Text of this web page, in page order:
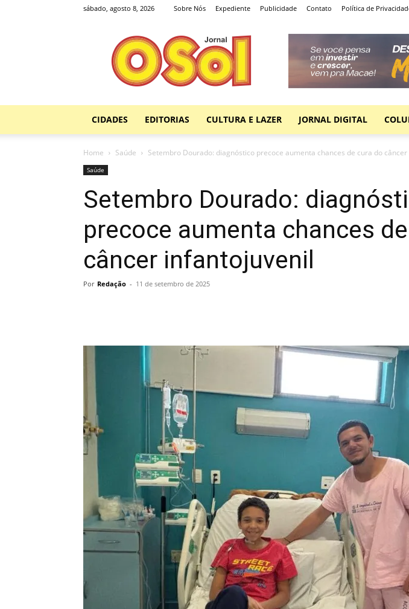
sábado, agosto 8, 2026 Sobre Nós Expediente Publicidade Contato Política de
Jornal
O
Sol
CIDADES EDITORIAS CULTURA E LAZER JORNAL DIGITAL
Home Saúde Setembro Dourado: diagnóstico precoce aumenta chances de cura do
Saúde
Setembro Dourado:
precoce aumenta chances
câncer infantojuvenil
Por Redação - 11 de setembro de 2025